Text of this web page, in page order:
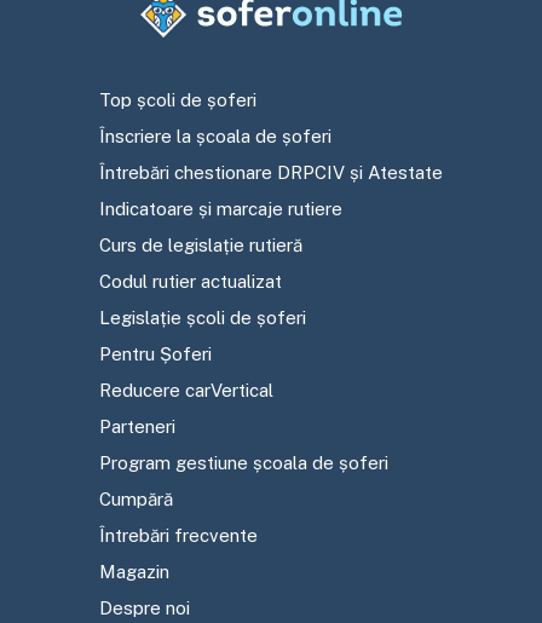
Top școli de șoferi
Înscriere la școala de șoferi
Întrebări chestionare DRPCIV și Atestate
Indicatoare și marcaje rutiere
Curs de legislație rutieră
Codul rutier actualizat
Legislație școli de șoferi
Pentru Șoferi
Reducere carVertical
Parteneri
Program gestiune școala de șoferi
Cumpără
Întrebări frecvente
Magazin
Despre noi